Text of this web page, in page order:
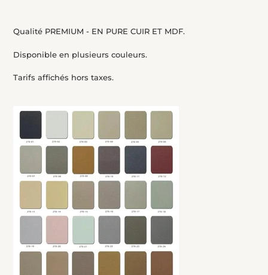
Qualité PREMIUM - EN PURE CUIR ET MDF.
Disponible en plusieurs couleurs.
Tarifs affichés hors taxes.